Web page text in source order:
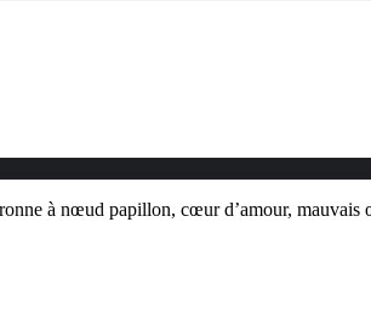
à nœud papillon, cœur d’amour,